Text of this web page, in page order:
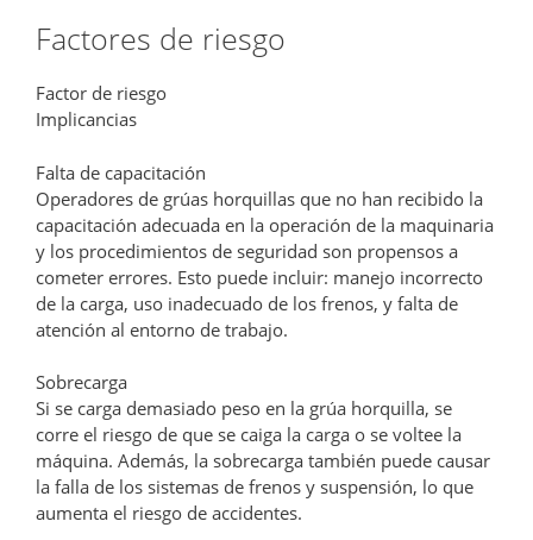
Factores de riesgo
Factor de riesgo
Implicancias
Falta de capacitación
Operadores de grúas horquillas que no han recibido la
capacitación adecuada en la operación de la maquinaria
y los procedimientos de seguridad son propensos a
cometer errores. Esto puede incluir: manejo incorrecto
de la carga, uso inadecuado de los frenos, y falta de
atención al entorno de trabajo.
Sobrecarga
Si se carga demasiado peso en la grúa horquilla, se
corre el riesgo de que se caiga la carga o se voltee la
máquina. Además, la sobrecarga también puede causar
la falla de los sistemas de frenos y suspensión, lo que
aumenta el riesgo de accidentes.